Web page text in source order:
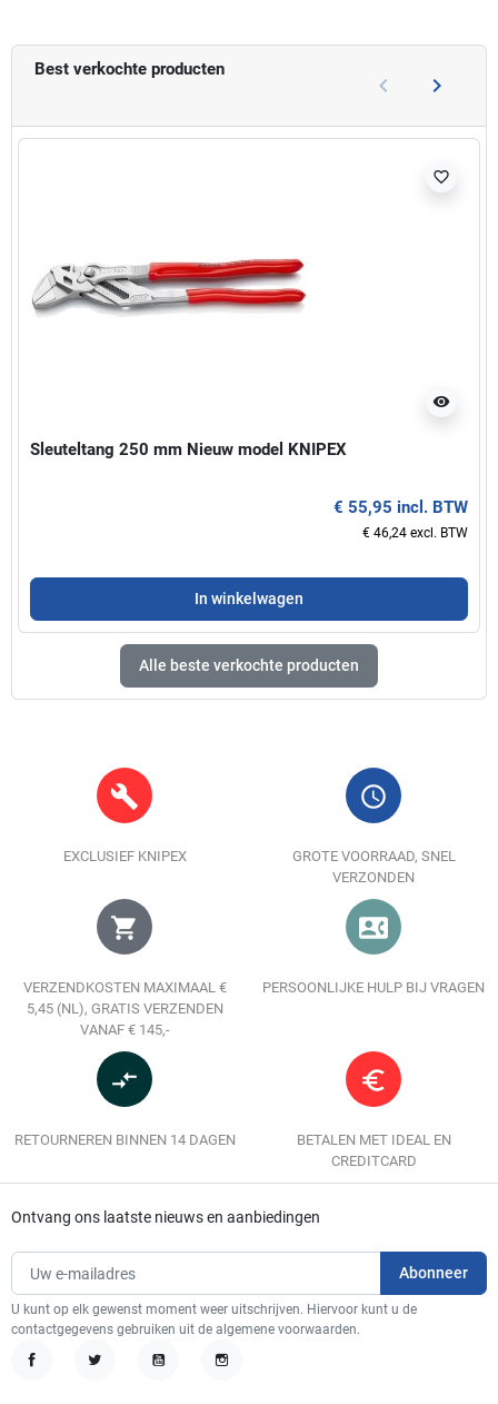
Best verkochte producten
Vorige
keyboard_arrow_left keyboard_arrow_right
visibility
favorite_border
Sleuteltang 250 mm Nieuw model KNIPEX
€ 55,95 incl. BTW
€ 46,24 excl. BTW
In winkelwagen
Alle beste verkochte producten
build
EXCLUSIEF KNIPEX
query_builder
GROTE VOORRAAD, SNEL
VERZONDEN
shopping_cart
VERZENDKOSTEN MAXIMAAL €
5,45 (NL), GRATIS VERZENDEN
VANAF € 145,-
contact_phone
PERSOONLIJKE HULP BIJ VRAGEN
compare_arrows
RETOURNEREN BINNEN 14 DAGEN
euro_symbol
BETALEN MET IDEAL EN
CREDITCARD
Ontvang ons laatste nieuws en aanbiedingen
U kunt op elk gewenst moment weer uitschrijven. Hiervoor kunt u de
contactgegevens gebruiken uit de algemene voorwaarden.